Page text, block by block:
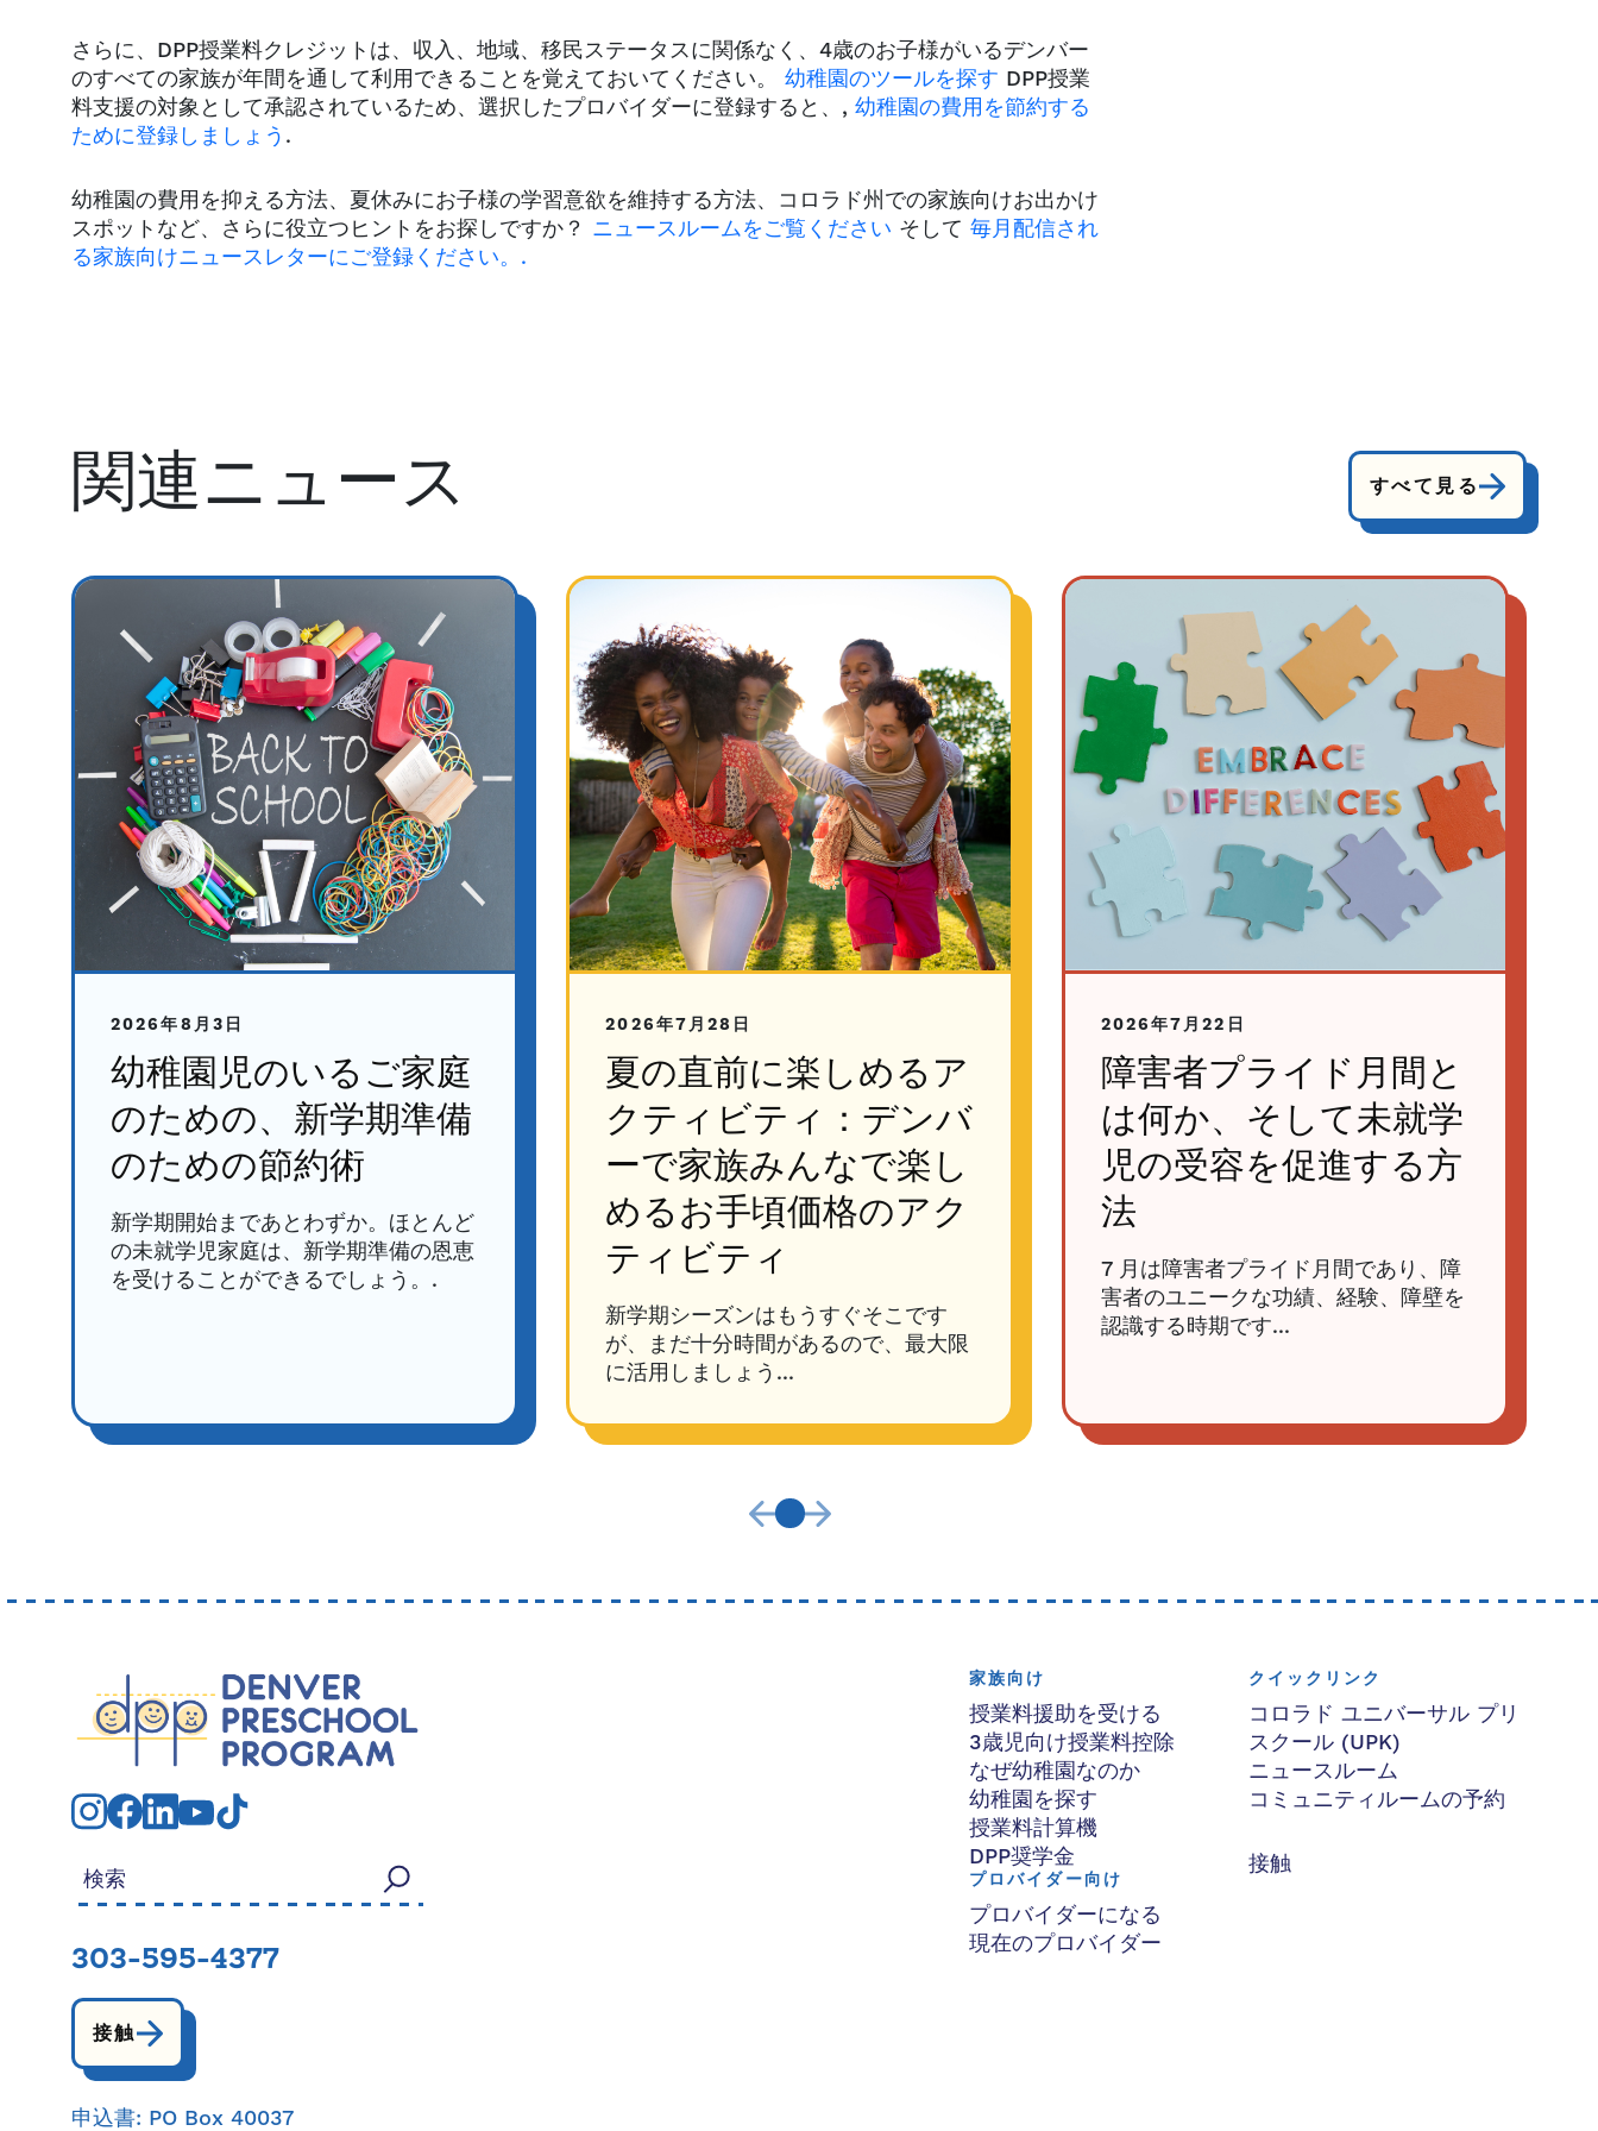
さらに、DPP授業料クレジットは、収入、地域、移民ステータスに関係なく、4歳のお子様がいるデンバー
のすべての家族が年間を通して利用できることを覚えておいてください。 幼稚園のツールを探す DPP授業
料支援の対象として承認されているため、選択したプロバイダーに登録すると、, 幼稚園の費用を節約する
ために登録しましょう .
幼稚園の費用を抑える方法、夏休みにお子様の学習意欲を維持する方法、コロラド州での家族向けお出かけ
スポットなど、さらに役立つヒントをお探しですか？ ニュースルームをご覧ください そして 毎月配信され
る家族向けニュースレターにご登録ください。.
関連ニュース すべて見る
2026年8月3日
幼稚園児のいるご家庭
のための、新学期準備
のための節約術
新学期開始まであとわずか。ほとんど
の未就学児家庭は、新学期準備の恩恵
を受けることができるでしょう。.
2026年7月28日
夏の直前に楽しめるア
クティビティ：デンバ
ーで家族みんなで楽し
めるお手頃価格のアク
ティビティ
新学期シーズンはもうすぐそこです
が、まだ十分時間があるので、最大限
に活用しましょう...
2026年7月22日
障害者プライド月間と
は何か、そして未就学
児の受容を促進する方
法
7 月は障害者プライド月間であり、障
害者のユニークな功績、経験、障壁を
認識する時期です...
検索する：
303-595-4377
接触
申込書: PO Box 40037
家族向け
授業料援助を受ける
3歳児向け授業料控除
なぜ幼稚園なのか
幼稚園を探す
授業料計算機
DPP奨学金
プロバイダー向け
プロバイダーになる
現在のプロバイダー
クイックリンク
コロラド ユニバーサル プリ
スクール (UPK)
ニュースルーム
コミュニティルームの予約
接触